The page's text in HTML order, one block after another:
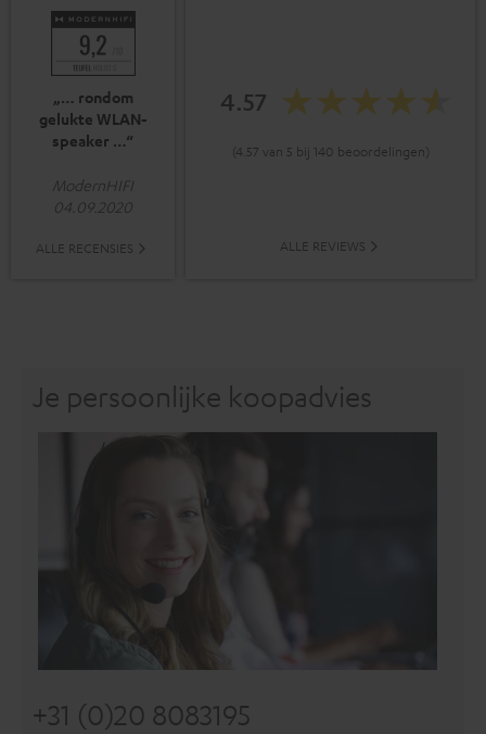
„… rondom
gelukte WLAN-
speaker …“
ModernHIFI
04.09.2020
ALLE RECENSIES
4.57
(4.57 van 5 bij 140 beoordelingen)
ALLE REVIEWS
Je persoonlijke koopadvies
+31 (0)20 8083195